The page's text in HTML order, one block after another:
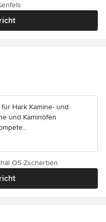
5 Sternen
Hark Kamine- und
und Kaminöfen
OS Zscherben